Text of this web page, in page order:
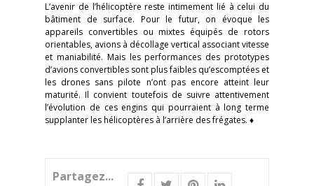
L’avenir de l’hélicoptère reste intimement lié à celui du
bâtiment de surface. Pour le futur, on évoque les
appareils convertibles ou mixtes équipés de rotors
orientables, avions à décollage vertical associant vitesse
et maniabilité. Mais les performances des prototypes
d’avions convertibles sont plus faibles qu’escomptées et
les drones sans pilote n’ont pas encore atteint leur
maturité. Il convient toutefois de suivre attentivement
l’évolution de ces engins qui pourraient à long terme
supplanter les hélicoptères à l’arrière des frégates. ♦
Partagez...